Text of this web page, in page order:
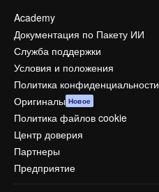
Academy
Документация по Пакету ИИ
Служба поддержки
Условия и положения
Политика конфиденциальности
Оригиналы Новое
Политика файлов cookie
Центр доверия
Партнеры
Предприятие